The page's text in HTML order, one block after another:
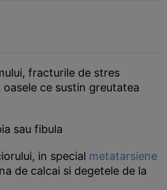
fracturile de stres
ce sustin greutatea
sau fibula
in special metatarsiene
de calcai si degetele de la